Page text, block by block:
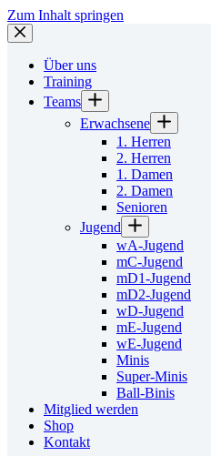
Zum Inhalt springen
Über uns
Training
Teams
Erwachsene
1. Herren
2. Herren
1. Damen
2. Damen
Senioren
Jugend
wA-Jugend
mC-Jugend
mD1-Jugend
mD2-Jugend
wD-Jugend
mE-Jugend
wE-Jugend
Minis
Super-Minis
Ball-Binis
Mitglied werden
Shop
Kontakt